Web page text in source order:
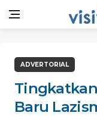
ADVERTORIAL
Baru